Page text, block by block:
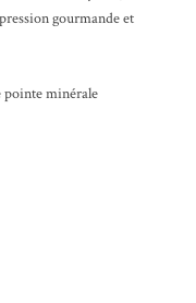
gourmande et
pointe minérale